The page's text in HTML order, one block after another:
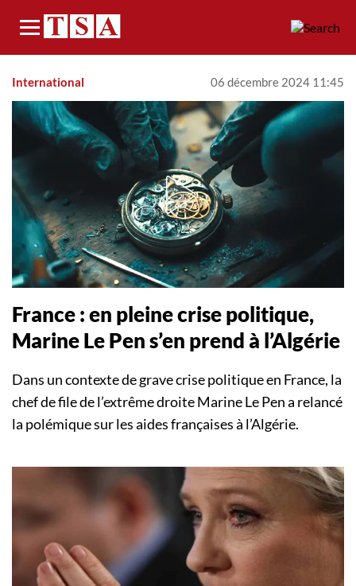
Menu
International 06 décembre 2024 11:45
France : en pleine crise politique,
Marine Le Pen s’en prend à l’Algérie
Dans un contexte de grave crise politique en France, la
chef de file de l’extrême droite Marine Le Pen a relancé
la polémique sur les aides françaises à l’Algérie.